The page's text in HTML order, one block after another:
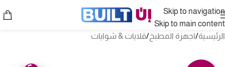
Skip to navigation
Skip to main content
الرئيسية/اجهزة المطبخ/قلايات & شوايات